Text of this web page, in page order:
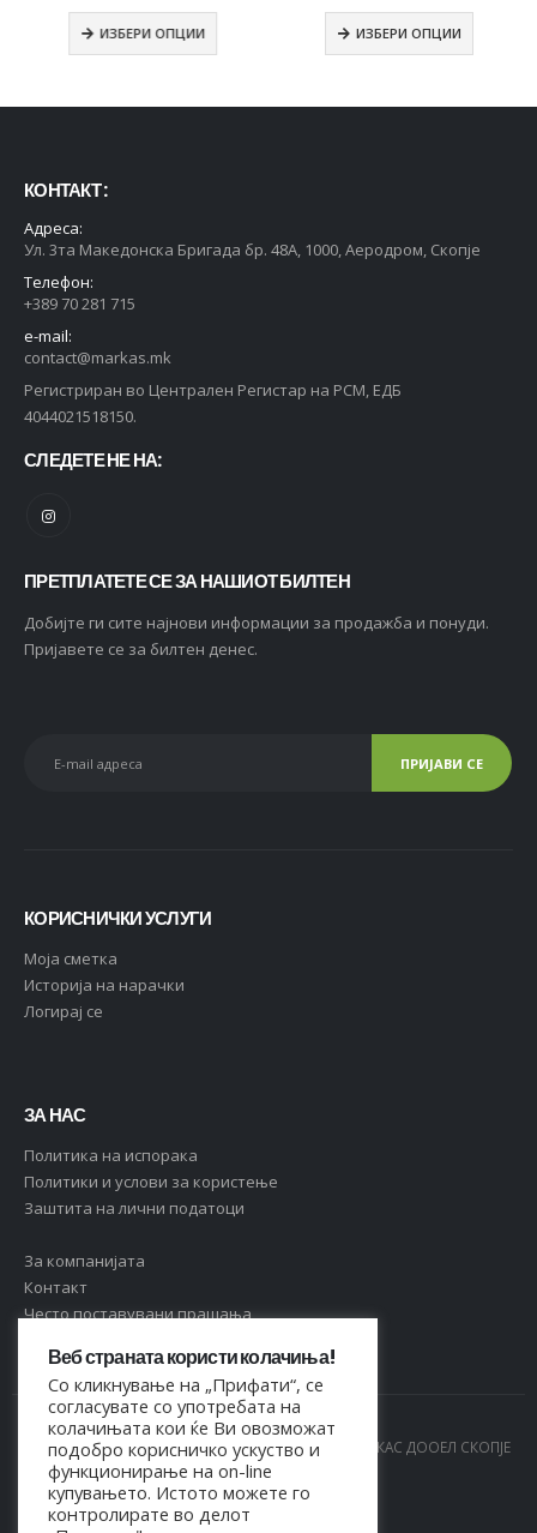
ИЗБЕРИ ОПЦИИ ИЗБЕРИ ОПЦИИ
КОНТАКТ :
Адреса:
Ул. 3та Македонска Бригада бр. 48А, 1000, Аеродром, Скопје
Телефон:
+389 70 281 715
e-mail:
contact@markas.mk
Регистриран во Централен Регистар на РСМ, ЕДБ
4044021518150.
СЛЕДЕТЕ НЕ НА:
ПРЕТПЛАТЕТЕ СЕ ЗА НАШИОТ БИЛТЕН
Добијте ги сите најнови информации за продажба и понуди.
Пријавете се за билтен денес.
КОРИСНИЧКИ УСЛУГИ
Moja сметка
Историја на нарачки
Логирај се
ЗА НАС
Политика на испорака
Политики и услови за користење
Заштита на лични податоци
За компанијата
Контакт
Често поставувани прашања
© Copyright 2021. Сите права се задржани од МАРКАС ДООЕЛ СКОПЈЕ
- 4044021518150
Веб страната користи колачиња!
Со кликнување на „Прифати“, се
согласувате со употребата на
колачињата кои ќе Ви овозможат
подобро корисничко ускуство и
функционирање на on-line
купувањето. Истото можете го
контролирате во делот